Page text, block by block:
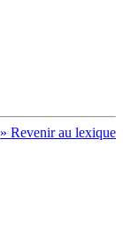
» Revenir au lexique